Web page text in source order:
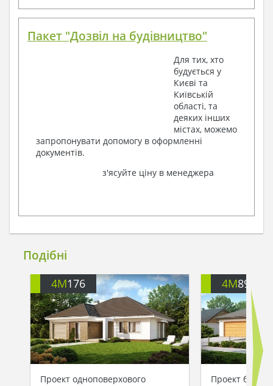
Пакет "Дозвіл на будівництво"
Для тих, хто
будується у
Києві та
Київській
області, та
деяких інших
містах, можемо
запропонувати допомогу в оформленні
документів.
з'ясуйте ціну в менеджера
Подібні
4M176
Проект одноповерхового
4M896
Проект